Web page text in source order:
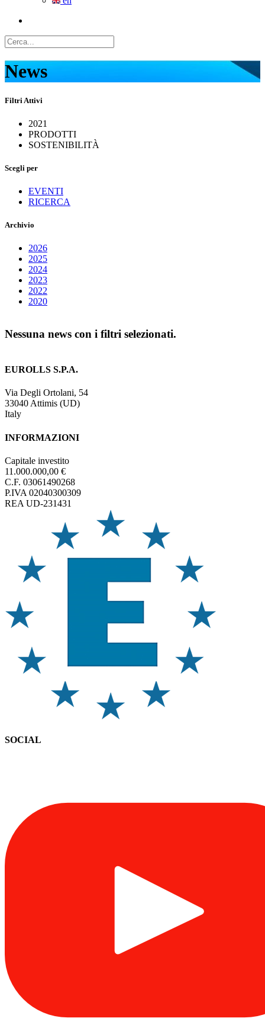
News
Filtri Attivi
2021
PRODOTTI
SOSTENIBILITÀ
Scegli per
EVENTI
RICERCA
Archivio
2026
2025
2024
2023
2022
2020
Nessuna news con i filtri selezionati.
EUROLLS S.P.A.
Via Degli Ortolani, 54
33040 Attimis (UD)
Italy
INFORMAZIONI
Capitale investito
11.000.000,00 €
C.F. 03061490268
P.IVA 02040300309
REA UD-231431
SOCIAL